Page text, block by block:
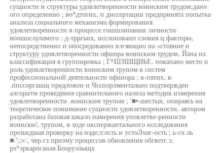
сущности и структуры удовлетворенности воинским трудом,дано
ого определенно ; во^дтогнх, п диссертации предпринята попытка
анализа социального механизма формирования
удовлетворенности в процессе гошшлиоанин личности
воошослуламего : д-трргьих, нсслопованп словия ц факторы,
непосредственно и опосредованно влгяющио на »стояние и
структуру удовлетворенности офшора воинским трудом, Йана их
классификация я группировка ; Г^ШЗШЩИЬЕ. покапано место и
роль удовлетворенности воинским трупом в систем
профессиональной деятельности офииора ; в-пятих, в
.ппссоргашщ предложен и Чсспорлмеитально подтвержден
алгоритм проведения сравнительного нализа методик измерения
удовлетворенности .вониским трупом ; '■•-шестых, опираясь на
теоретическое понимание сущности удовлетворенности, автором
разработана базовая шкало намерения уповлетве-ренности
воински/, трупом, в ходе окспержаитального исследования
прошедшая проверку на нэде;л:ость и устоЛчаг-ость ; ь-сч ль
■.';;>:, чер.гз призму процессов обновления обгветг.э,
рз^эркароганая Боорузоыщх